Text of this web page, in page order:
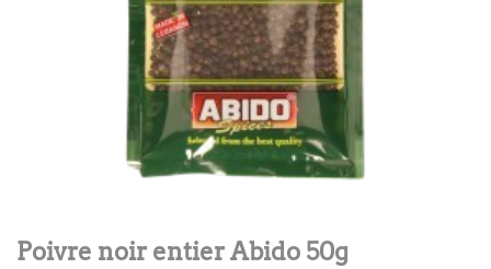
Poivre noir entier Abido 50g